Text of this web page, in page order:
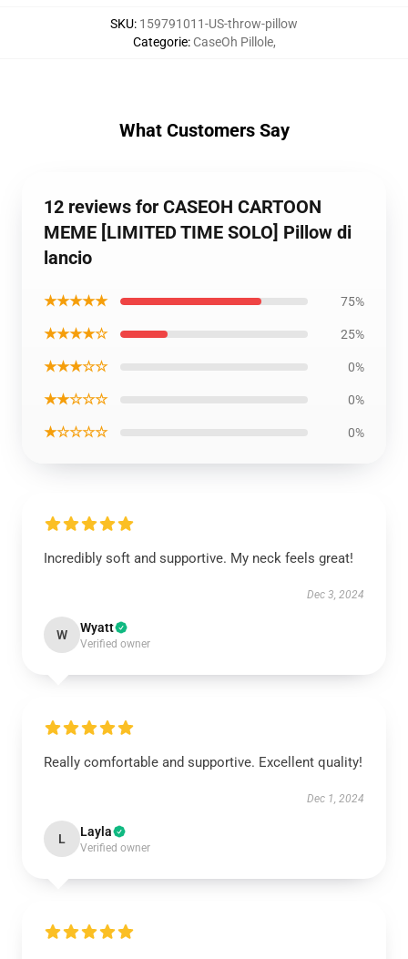
SKU: 159791011-US-throw-pillow
Categorie: CaseOh Pillole,
What Customers Say
12 reviews for CASEOH CARTOON
MEME [LIMITED TIME SOLO] Pillow di
lancio
★★★★★ 75%
★★★★☆ 25%
★★★☆☆ 0%
★★☆☆☆ 0%
★☆☆☆☆ 0%
Incredibly soft and supportive. My neck feels great!
Dec 3, 2024
W Wyatt
Verified owner
Really comfortable and supportive. Excellent quality!
Dec 1, 2024
L Layla
Verified owner